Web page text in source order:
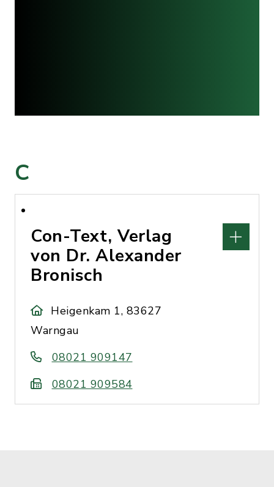
C
Con-Text, Verlag
von Dr. Alexander
Bronisch
Heigenkam 1, 83627
Warngau
08021 909147
08021 909584